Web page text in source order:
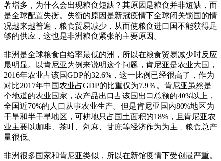
著增多，为什么会出现粮食短缺？其原因是粮食并非短缺，而
是全球配置失衡。失衡的原因是新冠疫情下全球闭关锁国的情
况越来越普遍，粮食贸易减少，从而使粮食进口国不能获得足
够的供应，这也是非洲粮食紧张的主要原因。
非洲是全球粮食自给率最低的洲，所以在粮食贸易减少时反应
最明显。以肯尼亚为例来说明这个问题，肯尼亚是农业大国，
2016年农业占该国GDP的32.6%，这一比例已经很高了，作为
对比2017年中国农业占GDP的比重仅为7.9％。肯尼亚虽然是
个地道的农业国家，农产品出口占该国出口总额的40%以上，
全国近70%的人口从事农业生产。但是肯尼亚国内80%地区为
干旱和半干旱地区，可耕地只占国土面积的18%，且肯尼亚农
业主要以咖啡、茶叶、剑麻、甘庶等经济作为为主，粮食总产
量很低。
非洲很多国家和肯尼亚类似，所以在新馆疫情下受创最严重。